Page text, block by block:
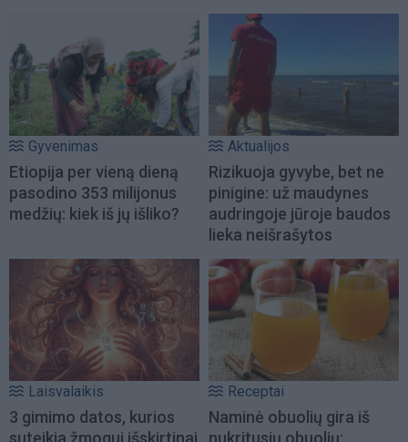
Gyvenimas
Etiopija per vieną dieną
pasodino 353 milijonus
medžių: kiek iš jų išliko?
Aktualijos
Rizikuoja gyvybe, bet ne
pinigine: už maudynes
audringoje jūroje baudos
lieka neišrašytos
Laisvalaikis
3 gimimo datos, kurios
suteikia žmogui išskirtinai
Receptai
Naminė obuolių gira iš
nukritusių obuolių: